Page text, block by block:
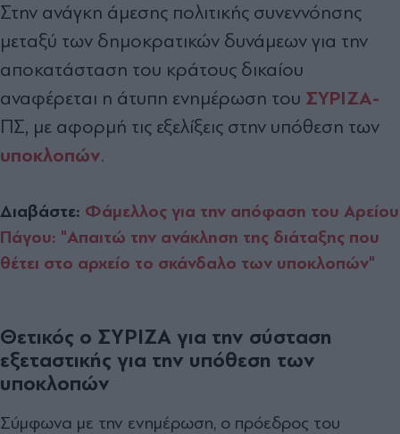
Στην ανάγκη άμεσης πολιτικής συνεννόησης
μεταξύ των δημοκρατικών δυνάμεων για την
αποκατάσταση του κράτους δικαίου
αναφέρεται η άτυπη ενημέρωση του ΣΥΡΙΖΑ-
ΠΣ, με αφορμή τις εξελίξεις στην υπόθεση των
υποκλοπών.
Διαβάστε: Φάμελλος για την απόφαση του Αρείου
Πάγου: "Απαιτώ την ανάκληση της διάταξης που
θέτει στο αρχείο το σκάνδαλο των υποκλοπών"
Θετικός ο ΣΥΡΙΖΑ για την σύσταση
εξεταστικής για την υπόθεση των
υποκλοπών
Σύμφωνα με την ενημέρωση, ο πρόεδρος του